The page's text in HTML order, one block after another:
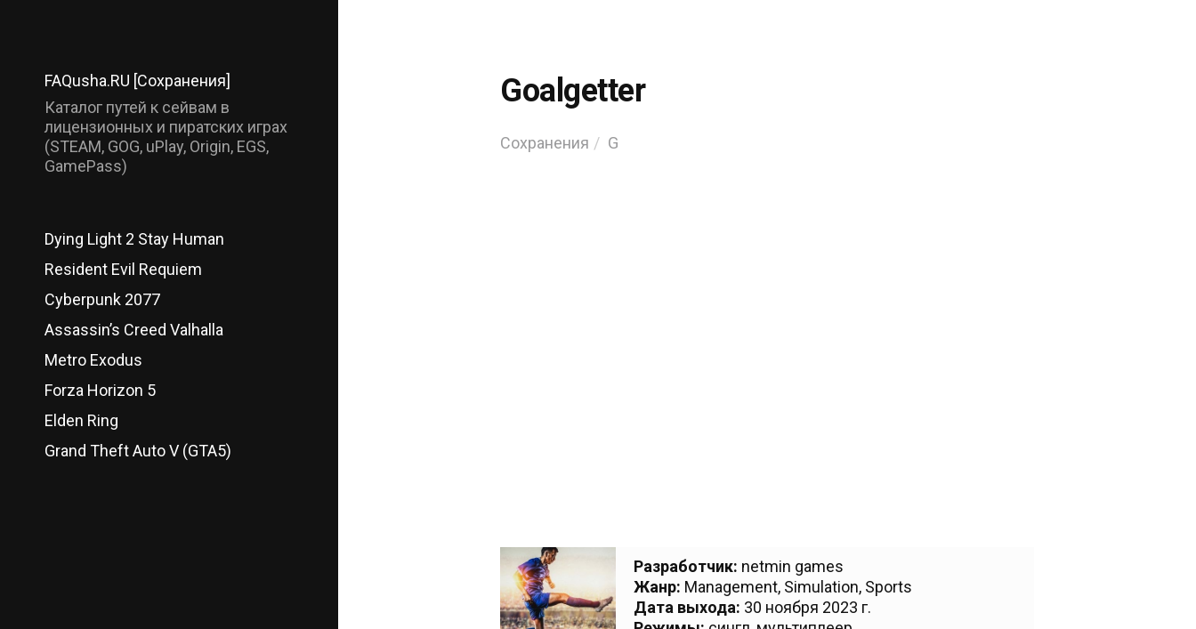
FAQusha.RU [Сохранения]
Каталог путей к сейвам в
лицензионных и пиратских играх
(STEAM, GOG, uPlay, Origin, EGS,
GamePass)
Dying Light 2 Stay Human
Resident Evil Requiem
Cyberpunk 2077
Assassin’s Creed Valhalla
Metro Exodus
Forza Horizon 5
Elden Ring
Grand Theft Auto V (GTA5)
Goalgetter
Сохранения G
Разработчик: netmin games
Жанр: Management, Simulation, Sports
Дата выхода: 30 ноября 2023 г.